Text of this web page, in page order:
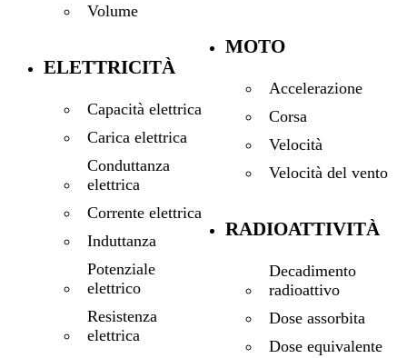
Volume
ELETTRICITÀ
Capacità elettrica
Carica elettrica
Conduttanza
elettrica
Corrente elettrica
Induttanza
Potenziale
elettrico
Resistenza
elettrica
MOTO
Accelerazione
Corsa
Velocità
Velocità del vento
RADIOATTIVITÀ
Decadimento
radioattivo
Dose assorbita
Dose equivalente